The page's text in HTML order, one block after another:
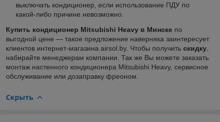
выключать кондиционер, если использование ПДУ по
какой-либо причине невозможно.
Купить кондиционер Mitsubishi Heavy в Минске по
выгодной цене — такое предложение наверняка заинтересует
клиентов интернет-магазина airsol.by. Чтобы получить скидку
набирайте менеджерам компании. Так же Вы можете заказать
монтаж настенного кондиционера Mitsubishi Heavy, сервисное
обслуживание или дозаправку фреоном.
Скрыть